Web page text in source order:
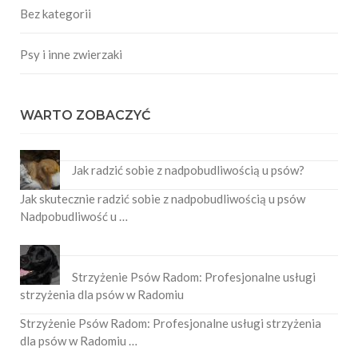
Bez kategorii
Psy i inne zwierzaki
WARTO ZOBACZYĆ
Jak radzić sobie z nadpobudliwością u psów?
Jak skutecznie radzić sobie z nadpobudliwością u psów
Nadpobudliwość u …
Strzyżenie Psów Radom: Profesjonalne usługi
strzyżenia dla psów w Radomiu
Strzyżenie Psów Radom: Profesjonalne usługi strzyżenia
dla psów w Radomiu …